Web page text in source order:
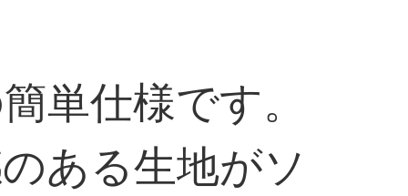
単仕様です。
ある生地がソ